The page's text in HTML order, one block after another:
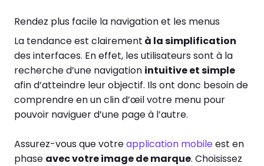
Rendez plus facile la navigation et les menus
La tendance est clairement à la simplification
des interfaces. En effet, les utilisateurs sont à la
recherche d’une navigation intuitive et simple
afin d’atteindre leur objectif. Ils ont donc besoin de
comprendre en un clin d’œil votre menu pour
pouvoir naviguer d’une page à l’autre.
Assurez-vous que votreapplication mobileest en
phase avec votre image de marque. Choisissez